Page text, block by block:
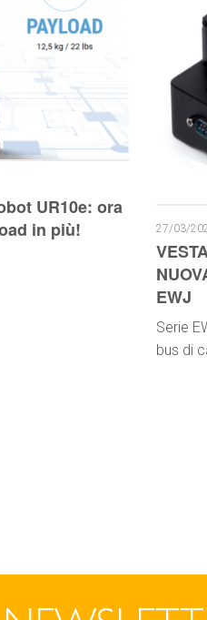
UR10e: ora
in più!
27/03/
EWJ
Serie
bus di